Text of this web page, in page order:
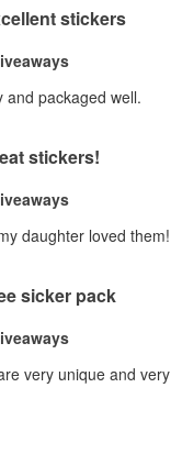
stickers
and packaged well.
stickers!
daughter loved them!
sicker pack
very unique and